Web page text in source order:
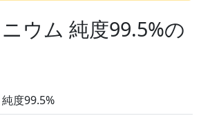
ウム 純度99.5%の
度99.5%